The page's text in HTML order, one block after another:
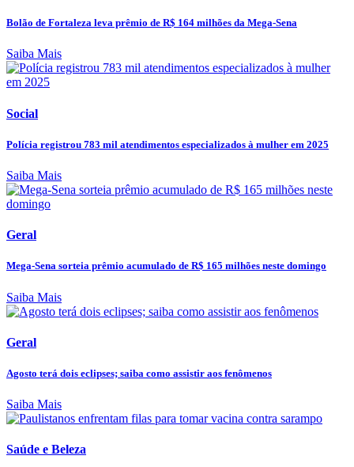
Bolão de Fortaleza leva prêmio de R$ 164 milhões da Mega-Sena
Saiba Mais
Social
Polícia registrou 783 mil atendimentos especializados à mulher em 2025
Saiba Mais
Geral
Mega-Sena sorteia prêmio acumulado de R$ 165 milhões neste domingo
Saiba Mais
Geral
Agosto terá dois eclipses; saiba como assistir aos fenômenos
Saiba Mais
Saúde e Beleza